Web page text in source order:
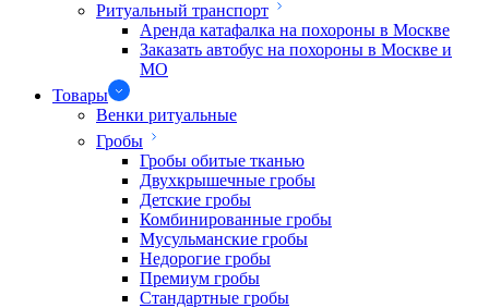
Ритуальный транспорт
Аренда катафалка на похороны в Москве
Заказать автобус на похороны в Москве и
МО
Товары
Венки ритуальные
Гробы
Гробы обитые тканью
Двухкрышечные гробы
Детские гробы
Комбинированные гробы
Мусульманские гробы
Недорогие гробы
Премиум гробы
Стандартные гробы